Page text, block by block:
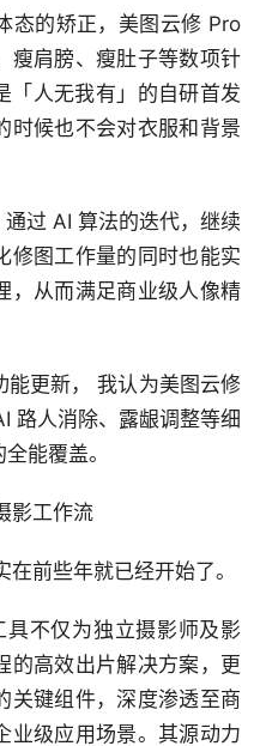
态的矫正，美图云修 Pro
瘦肩膀、瘦肚子等数项针
人无我有」的自研首发
时候也不会对衣服和背景
过 AI 算法的迭代，继续
修图工作量的同时也能实
，从而满足商业级人像精
能更新， 我认为美图云修
路人消除、露龈调整等细
能覆盖。
影工作流
前些年就已经开始了。
不仅为独立摄影师及影
的高效出片解决方案，更
关键组件，深度渗透至商
业级应用场景。其源动力